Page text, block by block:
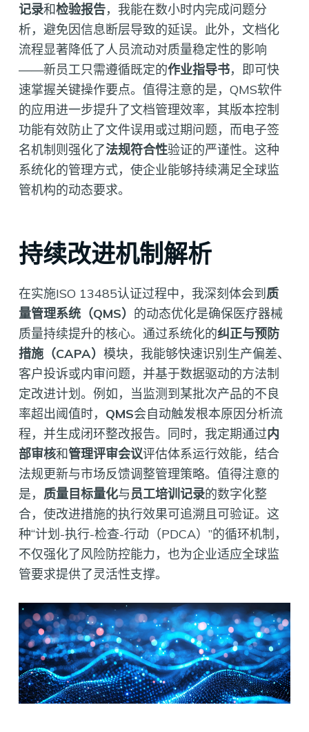
记录和检验报告，我能在数小时内完成问题分
析，避免因信息断层导致的延误。此外，文档化
流程显著降低了人员流动对质量稳定性的影响
——新员工只需遵循既定的作业指导书，即可快
速掌握关键操作要点。值得注意的是，QMS软件
的应用进一步提升了文档管理效率，其版本控制
功能有效防止了文件误用或过期问题，而电子签
名机制则强化了法规符合性验证的严谨性。这种
系统化的管理方式，使企业能够持续满足全球监
管机构的动态要求。
持续改进机制解析
在实施ISO 13485认证过程中，我深刻体会到 质
量管理系统（QMS） 的动态优化是确保医疗器械
质量持续提升的核心。通过系统化的纠正与预防
措施（CAPA） 模块，我能够快速识别生产偏差、
客户投诉或内审问题，并基于数据驱动的方法制
定改进计划。例如，当监测到某批次产品的不良
率超出阈值时， QMS会自动触发根本原因分析流
程，并生成闭环整改报告。同时，我定期通过内
部审核和管理评审会议评估体系运行效能，结合
法规更新与市场反馈调整管理策略。值得注意的
是， 质量目标量化与员工培训记录的数字化整
合，使改进措施的执行效果可追溯且可验证。这
种“计划-执行-检查-行动（PDCA）”的循环机制，
不仅强化了风险防控能力，也为企业适应全球监
管要求提供了灵活性支撑。